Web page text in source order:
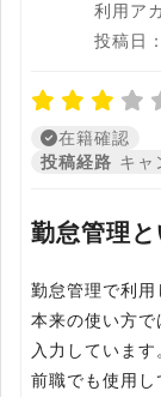
利用ア
投稿日
在籍確認
投稿経路 キャ
勤怠管理
勤怠管理で利用
本来の使い方
入力しています
前職でも使用し